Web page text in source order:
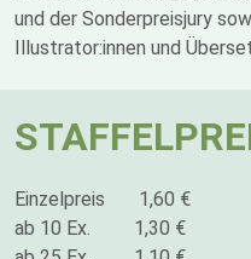
und der Sonderpreisjury
Illustrator:innen und
Einzelpreis 1,60 €
ab 10 Ex. 1,30 €